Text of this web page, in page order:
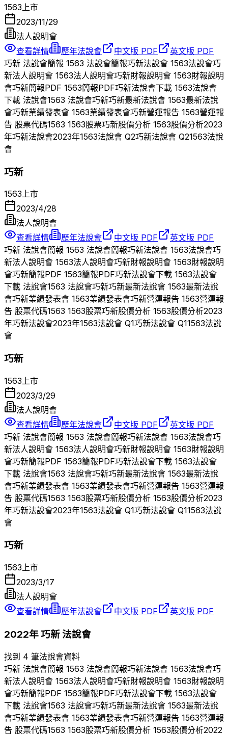
1563 上市
2023/11/29
法人說明會
查看詳情
歷年法說會 中文版 PDF
英文版 PDF
巧新 法說會簡報 1563 法說會簡報巧新法說會 1563法說會巧
新法人說明會 1563法人說明會巧新財報說明會 1563財報說明
會巧新簡報PDF 1563簡報PDF巧新法說會下載 1563法說會
下載 法說會1563 法說會巧新巧新最新法說會 1563最新法說
會巧新業績發表會 1563業績發表會巧新營運報告 1563營運報
告 股票代碼1563 1563股票巧新股價分析 1563股價分析2023
年巧新法說會2023年1563法說會 Q2巧新法說會 Q21563法說
會
巧新
1563上市
2023/4/28
法人說明會
查看詳情
歷年法說會 中文版 PDF
英文版 PDF
巧新 法說會簡報 1563 法說會簡報巧新法說會 1563法說會巧
新法人說明會 1563法人說明會巧新財報說明會 1563財報說明
會巧新簡報PDF 1563簡報PDF巧新法說會下載 1563法說會
下載 法說會1563 法說會巧新巧新最新法說會 1563最新法說
會巧新業績發表會 1563業績發表會巧新營運報告 1563營運報
告 股票代碼1563 1563股票巧新股價分析 1563股價分析2023
年巧新法說會2023年1563法說會 Q1巧新法說會 Q11563法說
會
巧新
1563 上市
2023/3/29
法人說明會
查看詳情
歷年法說會 中文版 PDF
英文版 PDF
巧新 法說會簡報 1563 法說會簡報巧新法說會 1563法說會巧
新法人說明會 1563法人說明會巧新財報說明會 1563財報說明
會巧新簡報PDF 1563簡報PDF巧新法說會下載 1563法說會
下載 法說會1563 法說會巧新巧新最新法說會 1563最新法說
會巧新業績發表會 1563業績發表會巧新營運報告 1563營運報
告 股票代碼1563 1563股票巧新股價分析 1563股價分析2023
年巧新法說會2023年1563法說會 Q1巧新法說會 Q11563法說
會
巧新
1563上市
2023/3/17
法人說明會
查看詳情
歷年法說會 中文版 PDF 英文版 PDF
2022年巧新法說會
找到 4 筆法說會資料
巧新 法說會簡報 1563 法說會簡報巧新法說會 1563法說會巧
新法人說明會 1563法人說明會巧新財報說明會 1563財報說明
會巧新簡報PDF 1563簡報PDF巧新法說會下載 1563法說會
下載 法說會1563 法說會巧新巧新最新法說會 1563最新法說
會巧新業績發表會 1563業績發表會巧新營運報告 1563營運報
告 股票代碼1563 1563股票巧新股價分析 1563股價分析2022